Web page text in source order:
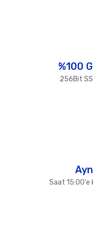
Ürün fiyatı diğer
%100
256Bit
Saat 15:00'e